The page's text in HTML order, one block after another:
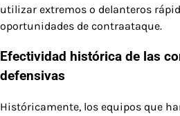
utilizar extremos o delanteros
oportunidades de contraataque.
Efectividad histórica de las
defensivas
Históricamente, los equipos que